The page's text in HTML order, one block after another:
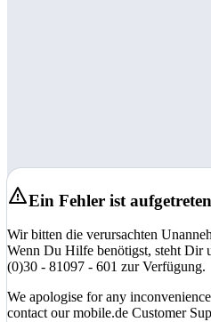
Ein Fehler ist
Wir bitten die verursachten
Wenn Du Hilfe benötigst, steht Dir
(0)30 - 81097 - 601 zur Verfügung.
We apologise for any
contact our mobile.de Customer